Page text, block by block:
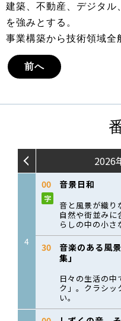
建築、不動産、デジタル
を強みとする。
事業構築から技術領域全
前へ